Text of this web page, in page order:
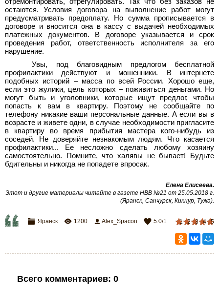
остаются. Условия договора на выполнение работ могут
предусматривать предоплату. Но сумма прописывается в
договоре и вносится она в кассу с выдачей необходимых
платежных документов. В договоре указывается и срок
проведения работ, ответственность исполнителя за его
нарушение.
Увы, под благовидным предлогом бесплатной
профилактики действуют и мошенники. В интернете
подобных историй – масса по всей России. Хорошо еще,
если это жулики, цель которых – поживиться деньгами. Но
могут быть и уголовники, которые ищут предлог, чтобы
попасть к вам в квартиру. Поэтому не сообщайте по
телефону никакие ваши персональные данные. А если вы в
возрасте и живете одни, в случае необходимости пригласите
в квартиру во время прибытия мастера кого-нибудь из
соседей. Не доверяйте незнакомым людям. Что касается
профилактики... Ее несложно сделать любому хозяину
самостоятельно. Помните, что халявы не бывает! Будьте
бдительны и никогда не попадете впросак.
Елена Елисеева.
Этот и другие материалы читайте в газете НВВ №21 от 25.05.2018 г.
(Яранск, Санчурск, Кикнур, Тужа).
1 2 3 4 5
Яранск 1200 Alex_Spacon 5.0/1
Всего комментариев: 0